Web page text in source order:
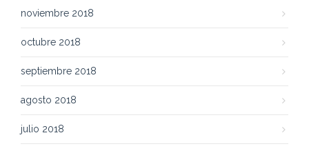
noviembre 2018
octubre 2018
septiembre 2018
agosto 2018
julio 2018